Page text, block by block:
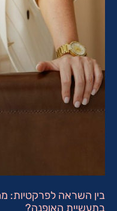
בין השראה לפרקטיות:
בתעשיית האופנה?